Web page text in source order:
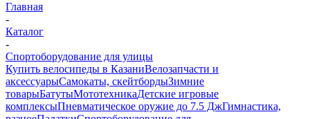
Главная
-
Каталог
-
Спортоборудование для улицы
Купить велосипеды в КазаниВелозапчасти и
аксессуарыСамокаты, скейтбордыЗимние
товарыБатутыМототехникаДетские игровые
комплексыПневматическое оружие до 7.5 ДжГимнастика,